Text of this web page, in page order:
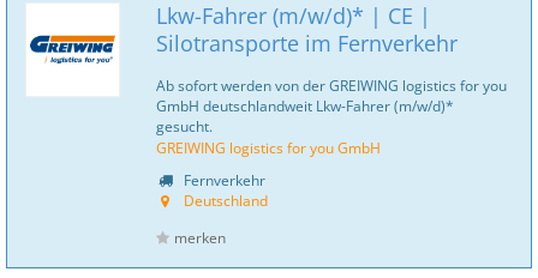
Lkw-Fahrer (m/w/d)* | CE |
Silotransporte im Fernverkehr
Ab sofort werden von der GREIWING logistics for you
GmbH deutschlandweit Lkw-Fahrer (m/w/d)*
gesucht.
GREIWING logistics for you GmbH
Fernverkehr
Deutschland
merken